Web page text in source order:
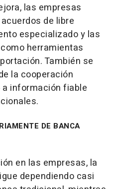
las empresas
de libre
especializado y las
herramientas
También se
la cooperación
información fiable
DE BANCA
en las empresas, la
dependiendo casi